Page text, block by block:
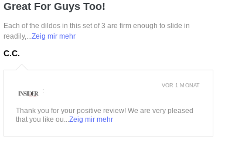
Great For Guys Too!
Each of the dildos in this set of 3 are firm enough to slide in
readily,...Zeig mir mehr
C.C.
:
Thank you for your positive review! We are very pleased
that you like ou...Zeig mir mehr
VOR 1 MONAT